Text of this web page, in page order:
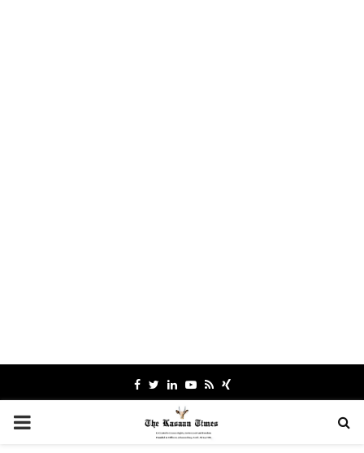
Facebook
TwitterLinkedinYoutube
RssXing
PRIMARY